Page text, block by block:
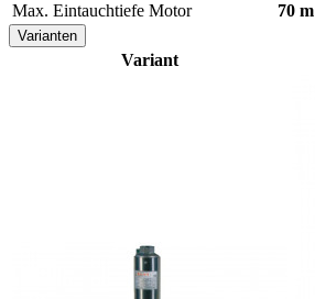
Max. Eintauchtiefe Motor
70 m
Varianten
Variant